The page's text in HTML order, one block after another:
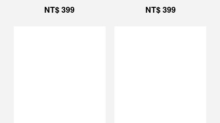
NT$399
NT$399